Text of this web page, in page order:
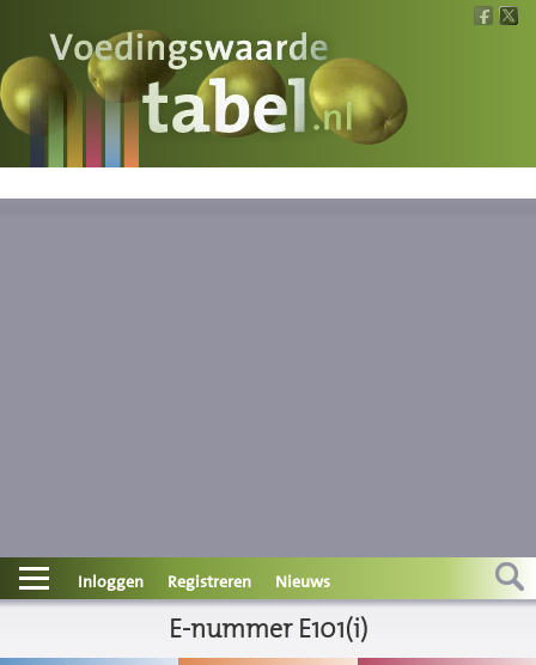
Voedingswaarde
Wat is wat?
ContactInloggen Registreren Nieuws
E-nummer E101(i)